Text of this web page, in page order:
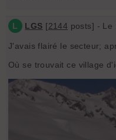
L LGS [2144 posts] - Le
J'avais flairé le secteur;
Où se trouvait ce village